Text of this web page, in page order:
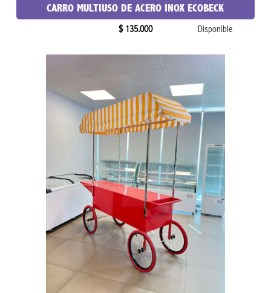
CARRO MULTIUSO DE ACERO INOX ECOBECK
$ 135.000 Disponible